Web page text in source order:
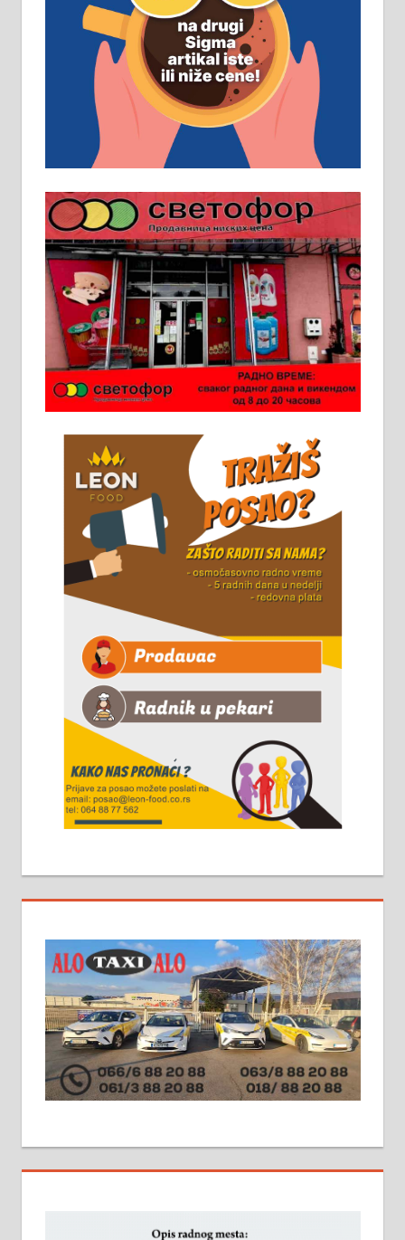
Рудник и флотација Рудник
д.о.о. Рудник запошљава 20
помоћника рудара. Услови:
Основна школа, пожељно радно
искуство на истим и сличним
пословима, али не и неопходан
услов. Обезбеђен смештај,
превоз, исхрана. 032/57-41-122 –
локал 22
Пружам услуге завршних радова
у грађевини, хидроизолације и
молерских радова. 061/25-28-058
Ало таксију потребан возач са Б
категоријом. 064/02-85-511
Потребна два радника за рад на
стоваришту „Липа промет” у
информација доћи лично на
стовариште у улици Максима
Горког 26 сваког радног дана од
8 до 15 часова. 063/465-045
Чистим све врсте димњака.
061/32-13-445